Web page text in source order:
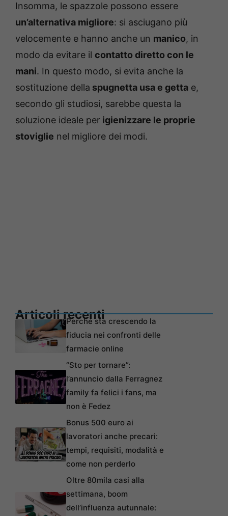
Insomma, le spazzole possono essere
un’alternativa migliore: si asciugano più
velocemente e hanno anche un manico, in
modo da evitare il contatto diretto con le
mani. In questo modo, si evita anche la
sostituzione della spugnetta usa e getta e,
secondo gli studiosi, sarebbe questa la
soluzione ideale per igienizzare le proprie
stoviglie nel migliore dei modi.
Articoli recentiPerché sta crescendo la
fiducia nei confronti delle
farmacie online
“Sto per tornare”:
l’annuncio dalla Ferragnez
family fa felici i fans, ma
non è Fedez
Bonus 500 euro ai
lavoratori anche precari:
tempi, requisiti, modalità e
come non perderlo
Oltre 80mila casi alla
settimana, boom
dell’influenza autunnale: